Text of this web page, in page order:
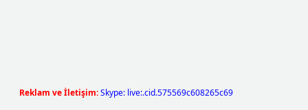
Reklam ve İletişim:Skype: live:.cid.575569c608265c69